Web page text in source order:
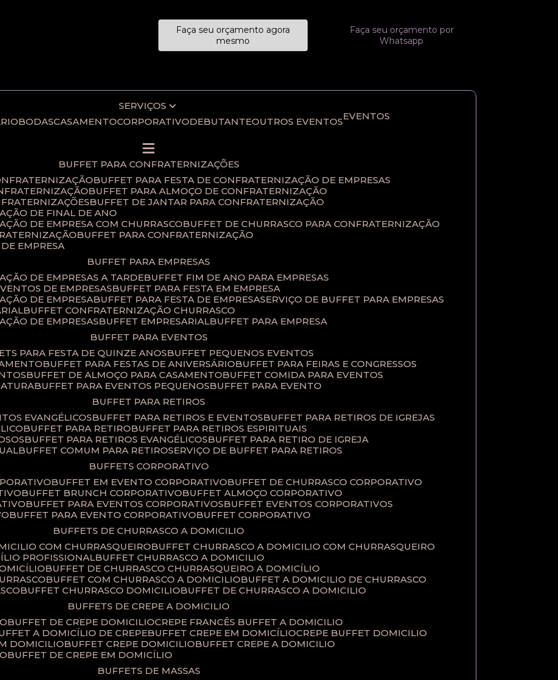
Faça seu orçamento agora
mesmo
Faça seu orçamento por
Whatsapp
SERVIÇOS
BODAS CASAMENTO CORPORATIVO DEBUTANTE OUTROS EVENTOS
EVENTOS
BUFFET PARA CONFRATERNIZAÇÕES
BUFFET PARA FESTA DE CONFRATERNIZAÇÃO DE EMPRESAS
BUFFET PARA ALMOÇO DE CONFRATERNIZAÇÃO​
BUFFET DE JANTAR PARA CONFRATERNIZAÇÃO​
DE FINAL DE ANO​
DE EMPRESA COM CHURRASCO
BUFFET DE CHURRASCO PARA CONFRATERNIZAÇÃO
BUFFET PARA CONFRATERNIZAÇÃO
EMPRESA
BUFFET PARA EMPRESAS
DE EMPRESAS A TARDE
BUFFET FIM DE ANO PARA EMPRESAS
DE EMPRESAS
BUFFET PARA FESTA EM EMPRESA
DE EMPRESA
BUFFET PARA FESTA DE EMPRESA SERVIÇO DE BUFFET PARA EMPRESAS
BUFFET CONFRATERNIZAÇÃO CHURRASCO
DE EMPRESAS
BUFFET EMPRESARIAL
BUFFET PARA EMPRESA
BUFFET PARA EVENTOS
PARA FESTA DE QUINZE ANOS
BUFFET PEQUENOS EVENTOS
BUFFET PARA FESTAS DE ANIVERSÁRIO
BUFFET PARA FEIRAS E CONGRESSOS
BUFFET DE ALMOÇO PARA CASAMENTO
BUFFET COMIDA PARA EVENTOS
BUFFET PARA EVENTOS PEQUENOS
BUFFET PARA EVENTO
BUFFET PARA RETIROS
EVANGÉLICOS
BUFFET PARA RETIROS E EVENTOS
BUFFET PARA RETIROS DE IGREJAS
BUFFET PARA RETIRO
BUFFET PARA RETIROS ESPIRITUAIS
BUFFET PARA RETIROS EVANGÉLICOS
BUFFET PARA RETIRO DE IGREJA
BUFFET COMUM PARA RETIRO​ SERVIÇO DE BUFFET PARA RETIROS
BUFFETS CORPORATIVO
BUFFET EM EVENTO CORPORATIVO
BUFFET DE CHURRASCO CORPORATIVO
BUFFET BRUNCH CORPORATIVO
BUFFET ALMOÇO CORPORATIVO
BUFFET PARA EVENTOS CORPORATIVOS
BUFFET EVENTOS CORPORATIVOS
BUFFET PARA EVENTO CORPORATIVO
BUFFET CORPORATIVO
BUFFETS DE CHURRASCO A DOMICILIO
COM CHURRASQUEIRO
BUFFET CHURRASCO A DOMICILIO COM CHURRASQUEIRO
PROFISSIONAL
BUFFET CHURRASCO A DOMICILIO
BUFFET DE CHURRASCO CHURRASQUEIRO A DOMICÍLIO
BUFFET COM CHURRASCO A DOMICILIO
BUFFET A DOMICILIO DE CHURRASCO
BUFFET CHURRASCO DOMICILIO
BUFFET DE CHURRASCO A DOMICILIO
BUFFETS DE CREPE A DOMICILIO
BUFFET DE CREPE DOMICILIO
CREPE FRANCÊS BUFFET A DOMICILIO
A DOMICÍLIO DE CREPE BUFFET CREPE EM DOMICÍLIO
CREPE BUFFET DOMICILIO
DOMICILIO
BUFFET CREPE DOMICILIO
BUFFET CREPE A DOMICILIO
BUFFET DE CREPE EM DOMICÍLIO
BUFFETS DE MASSAS